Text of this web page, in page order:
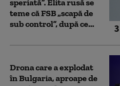
3
speriată”. Elita rusă se
teme că FSB „scapă de
sub control”, după ce...
Drona care a explodat
în Bulgaria, aproape de